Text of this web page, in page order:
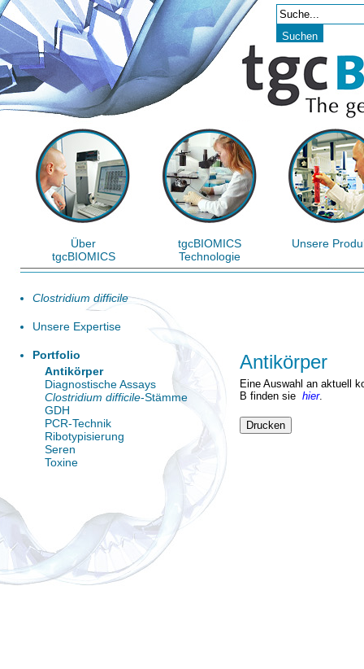
Über
tgcBIOMICS
tgcBIOMICS
Technologie
Unsere
Clostridium difficile
Unsere Expertise
Portfolio
Antikörper
Diagnostische Assays
Clostridium difficile-Stämme
GDH
PCR-Technik
Ribotypisierung
Seren
Toxine
Antikörper
Eine Auswahl an aktuell
B finden sie hier.
Drucken